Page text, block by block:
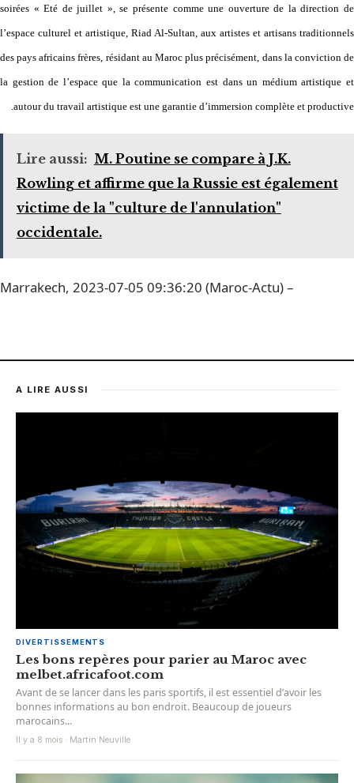
soirées « Eté de juillet », se présente comme une ouverture de la direction de
l’espace culturel et artistique, Riad Al-Sultan, aux artistes et artisans traditionnels
des pays africains frères, résidant au Maroc plus précisément, dans la conviction de
la gestion de l’espace que la communication est dans un médium artistique et
autour du travail artistique est une garantie d’immersion complète et productive.
Lire aussi: M. Poutine se compare à J.K.
Rowling et affirme que la Russie est également
victime de la "culture de l'annulation"
occidentale.
Marrakech, 2023-07-05 09:36:20 (Maroc-Actu) –
A LIRE AUSSI
DIVERTISSEMENTS
Les bons repères pour parier au Maroc avec
melbet.africafoot.com
Avant de se lancer dans les paris sportifs, il est essentiel d’avoir les
bonnes informations au bon endroit. Beaucoup de joueurs
marocains...
Il y a 8 mois · Martin Neuville